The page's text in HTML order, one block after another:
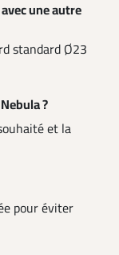
une autre
standard Ø23
?
et la
pour éviter